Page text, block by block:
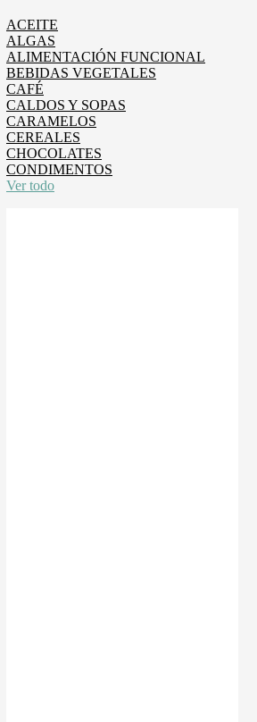
ACEITE
ALGAS
ALIMENTACIÓN FUNCIONAL
BEBIDAS VEGETALES
CAFÉ
CALDOS Y SOPAS
CARAMELOS
CEREALES
CHOCOLATES
CONDIMENTOS
Ver todo